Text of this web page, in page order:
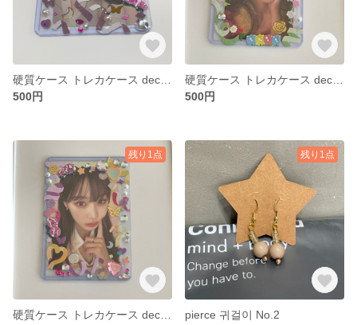
500円
500円
残り1点 残り1点
pierce 귀걸이 No.2